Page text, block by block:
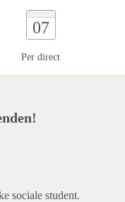
07
Per direct
sociale student.